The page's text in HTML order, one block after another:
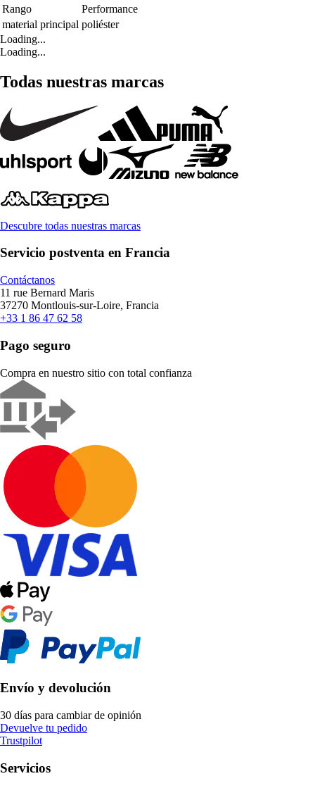
Rango
Performance
material principal poliéster
Loading...
Loading...
Todas nuestras marcas
Descubre todas nuestras marcas
Servicio postventa en Francia
Contáctanos
11 rue Bernard Maris
37270 Montlouis-sur-Loire, Francia
+33 1 86 47 62 58
Pago seguro
Compra en nuestro sitio con total confianza
Envío y devolución
30 días para cambiar de opinión
Devuelve tu pedido
Trustpilot
Servicios